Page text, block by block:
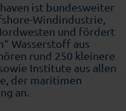
ist bundesweiter
Windindustrie,
und fördert
Wasserstoff aus
rund 250 kleinere
Institute aus allen
der maritimen
an.